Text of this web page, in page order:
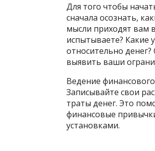
Для того чтобы
сначала осознать,
мысли приходят вам
испытываете? Какие
относительно
выявить ваши
Ведение
Записывайте свои
траты денег. Это
финансовые
установками.